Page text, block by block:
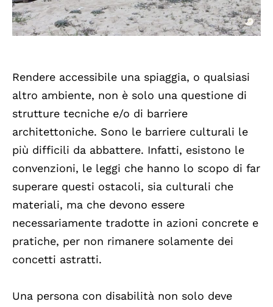
Rendere accessibile una spiaggia, o qualsiasi
altro ambiente, non è solo una questione di
strutture tecniche e/o di barriere
architettoniche. Sono le barriere culturali le
più difficili da abbattere. Infatti, esistono le
convenzioni, le leggi che hanno lo scopo di far
superare questi ostacoli, sia culturali che
materiali, ma che devono essere
necessariamente tradotte in azioni concrete e
pratiche, per non rimanere solamente dei
concetti astratti.
Una persona con disabilità non solo deve